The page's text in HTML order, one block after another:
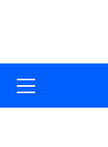
primario